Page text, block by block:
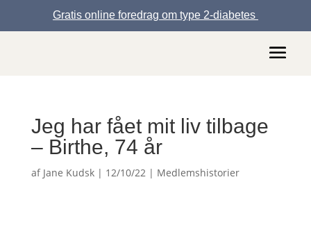
Gratis online foredrag om type 2-diabetes
Jeg har fået mit liv tilbage
– Birthe, 74 år
af Jane Kudsk| 12/10/22 | Medlemshistorier